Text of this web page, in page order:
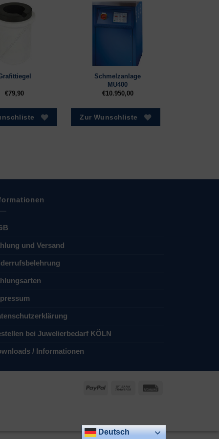
€79,90
Schmelzanlage
MU400
€10.950,00
Zur Wunschliste
und Versand
bei Juwelierbedarf KÖLN
/ Informationen
PayPal
Bank
Deutsch